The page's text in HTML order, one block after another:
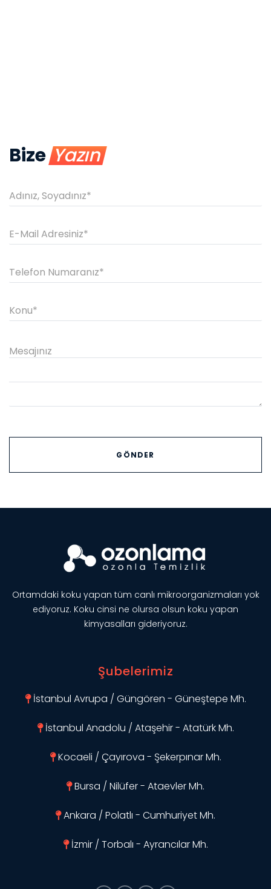
BizeYazın
Ortamdaki koku yapan tüm canlı mikroorganizmaları yok
ediyoruz. Koku cinsi ne olursa olsun koku yapan
kimyasalları gideriyoruz.
Şubelerimiz
İstanbul Avrupa / Güngören - Güneştepe Mh.
İstanbul Anadolu / Ataşehir - Atatürk Mh.
Kocaeli / Çayırova - Şekerpınar Mh.
Bursa / Nilüfer - Ataevler Mh.
Ankara / Polatlı - Cumhuriyet Mh.
İzmir / Torbalı - Ayrancılar Mh.